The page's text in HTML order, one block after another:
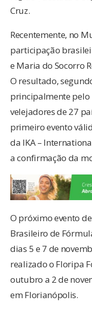
Cruz.
Recentemente, no
participação
e Maria do Socorro
O resultado,
principalmente pelo
velejadores de 27
primeiro evento
da IKA –
a confirmação da
O próximo evento
Brasileiro de
dias 5 e 7 de
realizado o Floripa
outubro a 2 de
em Florianópolis.